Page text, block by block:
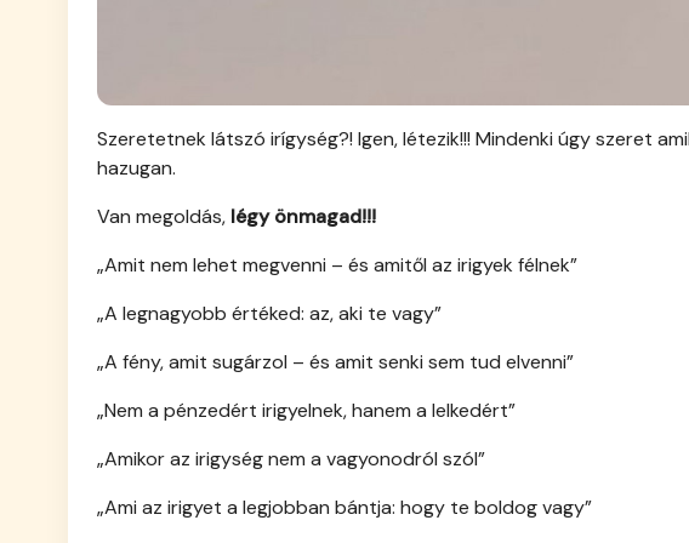
Szeretetnek látszó irígység?! Igen, létezik!!! Mindenki úgy szeret
hazugan.
Van megoldás, légy önmagad!!!
„Amit nem lehet megvenni – és amitől az irigyek félnek”
„A legnagyobb értéked: az, aki te vagy”
„A fény, amit sugárzol – és amit senki sem tud elvenni”
„Nem a pénzedért irigyelnek, hanem a lelkedért”
„Amikor az irigység nem a vagyonodról szól”
„Ami az irigyet a legjobban bántja: hogy te boldog vagy”